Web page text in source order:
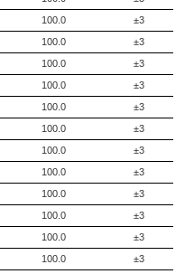
100.0
±3
100.0
±3
100.0
±3
100.0
±3
100.0
±3
100.0
±3
100.0
±3
100.0
±3
100.0
±3
100.0
±3
100.0
±3
100.0
±3